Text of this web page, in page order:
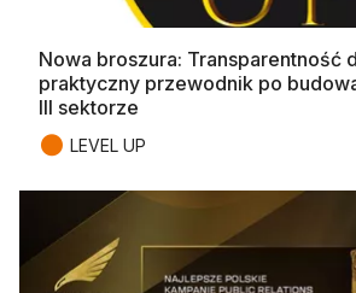
Nowa broszura: Transparentność
praktyczny przewodnik po
III sektorze
● LEVEL UP